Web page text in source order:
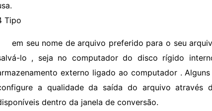
Tipo
em seu nome de arquivo preferido para o seu
lo , seja no computador do disco rígido
externo ligado ao computador .
a qualidade da saída do arquivo através
dentro da janela de conversão.